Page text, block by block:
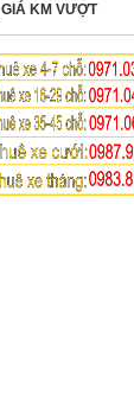
GIÁ KM VƯỢT